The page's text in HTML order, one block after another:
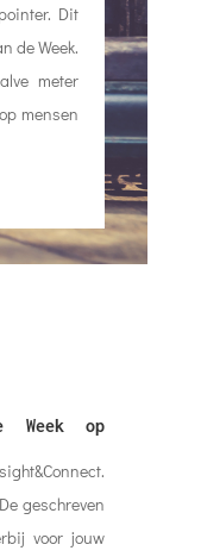
Dit
de Week.
meter
mensen
Week op
geschreven
voor jouw